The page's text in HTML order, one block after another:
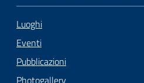
Luoghi
Eventi
Pubblicazioni
Photogallery